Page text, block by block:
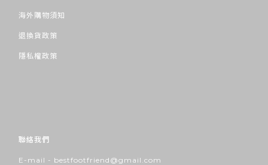
海外購物須知
退換貨政策
隱私權政策
聯絡我們
E-mail - bestfootfriend@gmail.com